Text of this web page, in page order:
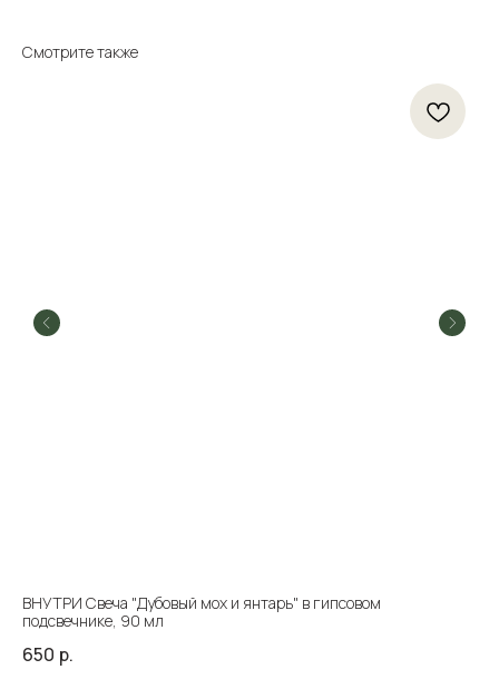
Смотрите также
ВНУТРИ Свеча "Дубовый мох и янтарь" в гипсовом
подсвечнике, 90 мл
650 р.